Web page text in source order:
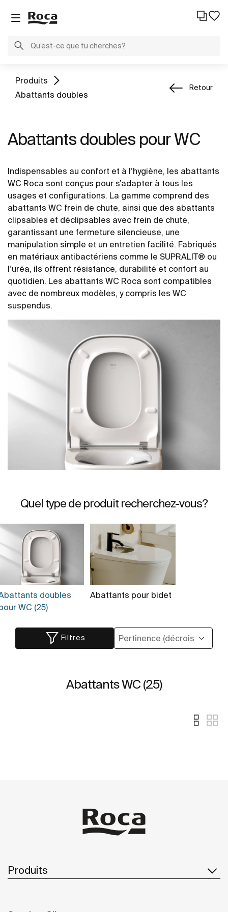
Produits
Abattants doubles
Retour
Abattants doubles pour WC
Indispensables au confort et à l’hygiène, les abattants
WC Roca sont conçus pour s’adapter à tous les
usages et configurations. La gamme comprend des
abattants WC frein de chute, ainsi que des abattants
clipsables et déclipsables avec frein de chute,
garantissant une fermeture silencieuse, une
manipulation simple et un entretien facilité. Fabriqués
en matériaux antibactériens comme le SUPRALIT® ou
l’uréa, ils offrent résistance, durabilité et confort au
quotidien. Les abattants WC Roca sont compatibles
avec de nombreux modèles, y compris les WC
suspendus.
Quel type de produit recherchez-vous?
doubles
WC (25)
Abattants pour bidet
Filtres
Abattants WC (25)
Produits